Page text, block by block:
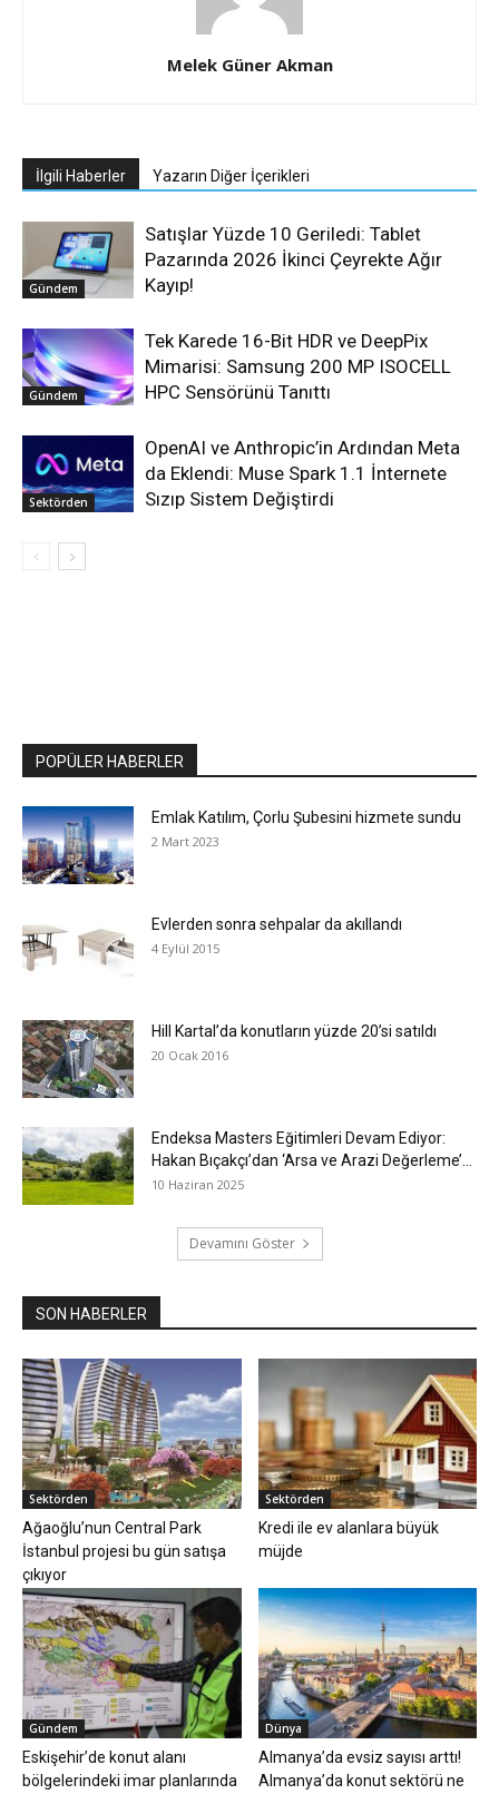
Melek Güner Akman
İlgili Haberler Yazarın Diğer İçerikleri
Gündem
Satışlar Yüzde 10 Geriledi: Tablet
Pazarında 2026 İkinci Çeyrekte Ağır
Kayıp!
Gündem
Tek Karede 16-Bit HDR ve DeepPix
Mimarisi: Samsung 200 MP ISOCELL
HPC Sensörünü Tanıttı
Sektörden
OpenAI ve Anthropic’in Ardından Meta
da Eklendi: Muse Spark 1.1 İnternete
Sızıp Sistem Değiştirdi
POPÜLER HABERLER
Emlak Katılım, Çorlu Şubesini hizmete sundu
2 Mart 2023
Evlerden sonra sehpalar da akıllandı
4 Eylül 2015
Hill Kartal’da konutların yüzde 20’si satıldı
20 Ocak 2016
Endeksa Masters Eğitimleri Devam Ediyor:
Hakan Bıçakçı’dan ‘Arsa ve Arazi Değerleme’...
10 Haziran 2025
Devamını Göster
SON HABERLER
Sektörden
Ağaoğlu’nun Central Park
İstanbul projesi bu gün satışa
çıkıyor
Sektörden
Kredi ile ev alanlara büyük
müjde
Gündem
Eskişehir’de konut alanı
bölgelerindeki imar planlarında
Dünya
Almanya’da evsiz sayısı arttı!
Almanya’da konut sektörü ne